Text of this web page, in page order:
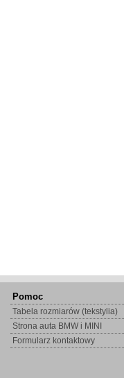
Pomoc
Tabela rozmiarów (tekstylia)
Strona auta BMW i MINI
Formularz kontaktowy